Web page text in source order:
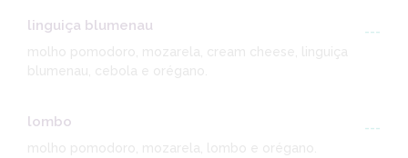
linguiça blumenau
---
molho pomodoro, mozarela, cream cheese, linguiça
blumenau, cebola e orégano.
lombo
---